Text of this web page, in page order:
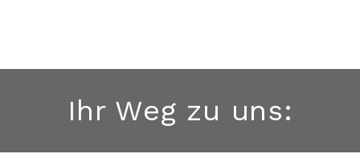
Ihr Weg zu uns: